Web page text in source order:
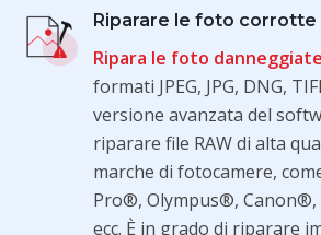
Riparare le foto corrotte
Ripara le foto
formati JPEG, JPG, DNG,
versione avanzata del
riparare file RAW di alta
marche di fotocamere,
Pro®, Olympus®,
ecc. È in grado di riparare